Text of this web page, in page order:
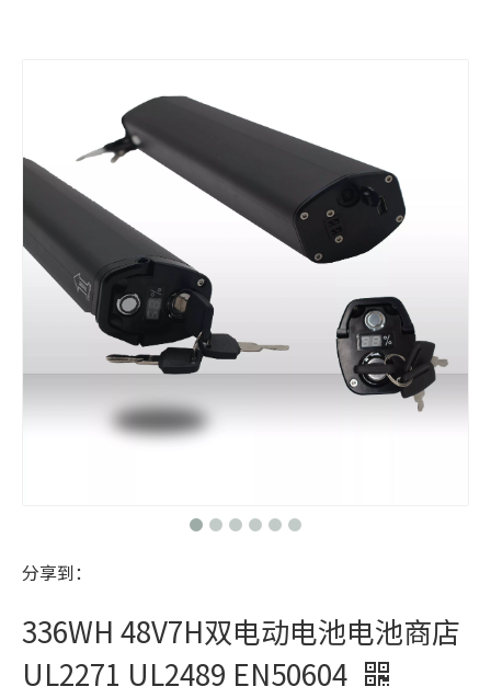
分享到：
336WH 48V7H双电动电池电池商店
UL2271 UL2489 EN50604